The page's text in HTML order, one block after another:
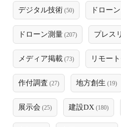
デジタル技術 (50) ドローン
ドローン測量 (207) プレス
メディア掲載 (73) リモー
作付調査 (27) 地方創生 (19)
展示会 (25) 建設DX (180)